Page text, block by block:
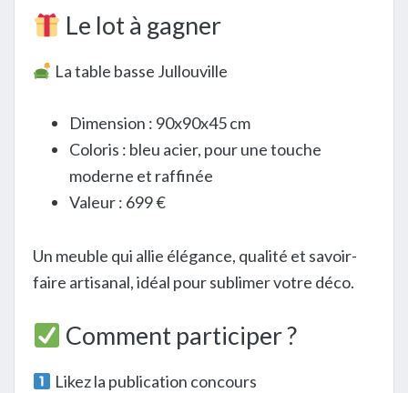
Le lot à gagner
La table basse Jullouville
Dimension : 90x90x45 cm
Coloris : bleu acier, pour une touche
moderne et raffinée
Valeur : 699 €
Un meuble qui allie élégance, qualité et savoir-
faire artisanal, idéal pour sublimer votre déco.
Comment participer ?
Likez la publication concours